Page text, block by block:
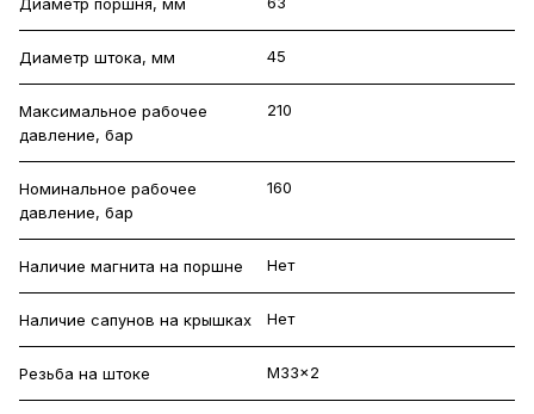
Диаметр штока, мм 45
Максимальное рабочее
давление, бар
210
Номинальное рабочее
давление, бар
160
Наличие магнита на поршне Нет
Наличие сапунов на крышках Нет
Резьба на штоке M33x2